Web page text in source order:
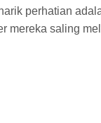
perhatian
mereka saling